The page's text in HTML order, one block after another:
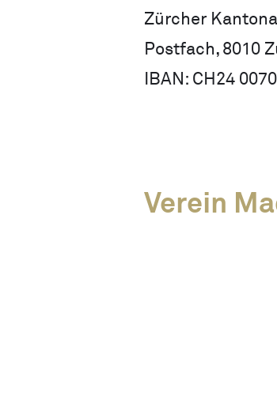
Zürcher
Postfach, 8010
IBAN: CH24
Verein